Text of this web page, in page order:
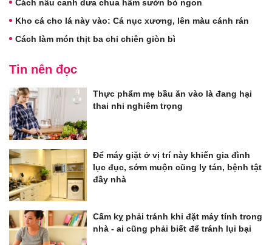
Cách nấu canh dưa chua hầm sườn bò ngon
Kho cá cho lá này vào: Cá nục xương, lên màu cánh rán
Cách làm món thịt ba chỉ chiên giòn bì
Tin nên đọc
Thực phẩm mẹ bầu ăn vào là đang hại
thai nhi nghiêm trọng
Để máy giặt ở vị trí này khiến gia đình
lục đục, sớm muộn cũng ly tán, bệnh tật
đầy nhà
Cấm kỵ phải tránh khi đặt máy tính trong
nhà - ai cũng phải biết để tránh lụi bại